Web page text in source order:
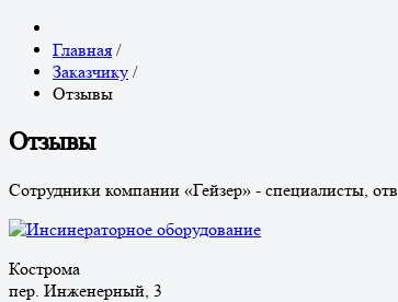
Главная /
Заказчику /
Отзывы
Отзывы
Сотрудники компании «Гейзер» - специалисты,
Кострома
пер. Инженерный, 3